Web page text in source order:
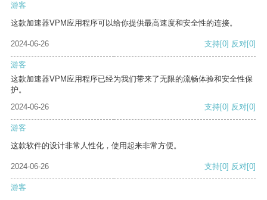
游客
这款加速器VPM应用程序可以给你提供最高速度和安全性的连接。
2024-06-26 支持[0] 反对[0]
游客
这款加速器VPM应用程序已经为我们带来了无限的流畅体验和安全性保
护。
2024-06-26
支持[0] 反对[0]
游客
这款软件的设计非常人性化，使用起来非常方便。
2024-06-26 支持[0] 反对[0]
游客